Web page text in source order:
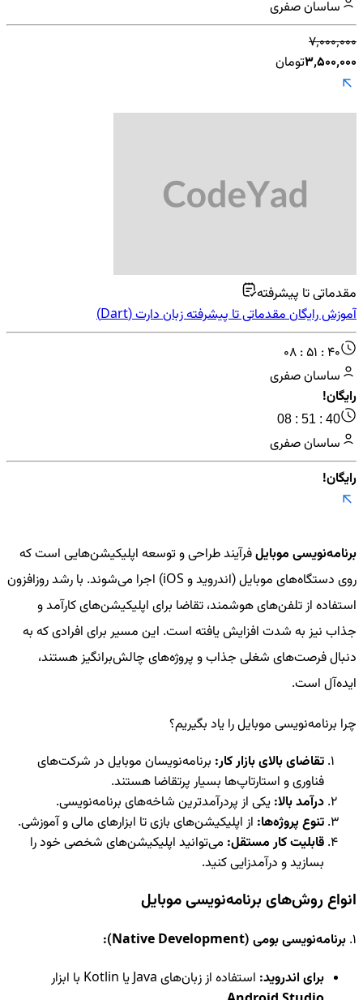
ساسان صفری
۷٬۰۰۰٬۰۰۰
۳٬۵۰۰٬۰۰۰تومان
مقدماتی تا پیشرفته
آموزش رایگان مقدماتی تا پیشرفته زبان دارت (Dart)
08 : 51 : 40
ساسان صفری
رایگان!
08 : 51 : 40
ساسان صفری
رایگان!
برنامه‌نویسی موبایلفرآیند طراحی و توسعه اپلیکیشن‌هایی است که
روی دستگاه‌های موبایل (اندروید و iOS) اجرا می‌شوند. با رشد روزافزون
استفاده از تلفن‌های هوشمند، تقاضا برای اپلیکیشن‌های کارآمد و
جذاب نیز به شدت افزایش یافته است. این مسیر برای افرادی که به
دنبال فرصت‌های شغلی جذاب و پروژه‌های چالش‌برانگیز هستند،
ایده‌آل است.
چرا برنامه‌نویسی موبایل را یاد بگیریم؟
تقاضای بالای بازار کار: برنامه‌نویسان موبایل در شرکت‌های
فناوری و استارتاپ‌ها بسیار پرتقاضا هستند.
درآمد بالا: یکی از پردرآمدترین شاخه‌های برنامه‌نویسی.
تنوع پروژه‌ها: از اپلیکیشن‌های بازی تا ابزارهای مالی و آموزشی.
قابلیت کار مستقل: می‌توانید اپلیکیشن‌های شخصی خود را
بسازید و درآمدزایی کنید.
انواع روش‌های برنامه‌نویسی موبایل
1. برنامه‌نویسی بومی (Native Development):
برای اندروید: استفاده از زبان‌های Java یا Kotlin با ابزار